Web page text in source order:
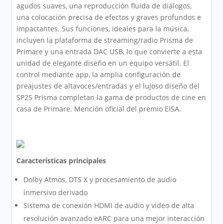
agudos suaves, una reproducción fluida de diálogos,
una colocación precisa de efectos y graves profundos e
impactantes. Sus funciones, ideales para la música,
incluyen la plataforma de streaming/radio Prisma de
Primare y una entrada DAC USB, lo que convierte a esta
unidad de elegante diseño en un equipo versátil. El
control mediante app, la amplia configuración de
preajustes de altavoces/entradas y el lujoso diseño del
SP25 Prisma completan la gama de productos de cine en
casa de Primare. Mención oficial del premio EISA.
Características principales
Dolby Atmos, DTS X y procesamiento de audio
inmersivo derivado
Sistema de conexión HDMI de audio y video de alta
resolución avanzado eARC para una mejor interacción